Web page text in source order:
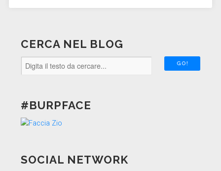
CERCA NEL BLOG
#BURPFACE
SOCIAL NETWORK